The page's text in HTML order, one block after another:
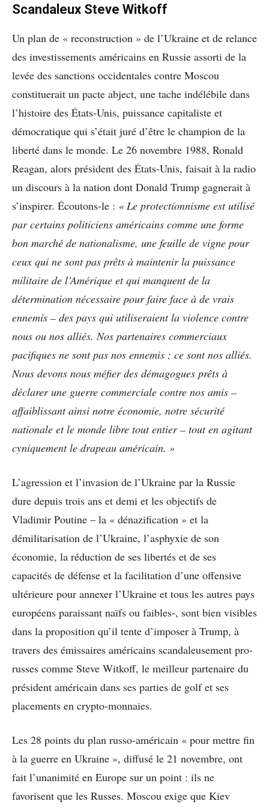
Scandaleux Steve Witkoff
Un plan de « reconstruction » de l’Ukraine et de relance
des investissements américains en Russie assorti de la
levée des sanctions occidentales contre Moscou
constituerait un pacte abject, une tache indélébile dans
l’histoire des États-Unis, puissance capitaliste et
démocratique qui s’était juré d’être le champion de la
liberté dans le monde. Le 26 novembre 1988, Ronald
Reagan, alors président des États-Unis, faisait à la radio
un discours à la nation dont Donald Trump gagnerait à
s’inspirer. Écoutons-le : « Le protectionnisme est utilisé
par certains politiciens américains comme une forme
bon marché de nationalisme, une feuille de vigne pour
ceux qui ne sont pas prêts à maintenir la puissance
militaire de l’Amérique et qui manquent de la
détermination nécessaire pour faire face à de vrais
ennemis – des pays qui utiliseraient la violence contre
nous ou nos alliés. Nos partenaires commerciaux
pacifiques ne sont pas nos ennemis ; ce sont nos alliés.
Nous devons nous méfier des démagogues prêts à
déclarer une guerre commerciale contre nos amis –
affaiblissant ainsi notre économie, notre sécurité
nationale et le monde libre tout entier – tout en agitant
cyniquement le drapeau américain. »
L’agression et l’invasion de l’Ukraine par la Russie
dure depuis trois ans et demi et les objectifs de
Vladimir Poutine – la « dénazification » et la
démilitarisation de l’Ukraine, l’asphyxie de son
économie, la réduction de ses libertés et de ses
capacités de défense et la facilitation d’une offensive
ultérieure pour annexer l’Ukraine et tous les autres pays
européens paraissant naïfs ou faibles-, sont bien visibles
dans la proposition qu’il tente d’imposer à Trump, à
travers des émissaires américains scandaleusement pro-
russes comme Steve Witkoff, le meilleur partenaire du
président américain dans ses parties de golf et ses
placements en crypto-monnaies.
Les 28 points du plan russo-américain « pour mettre fin
à la guerre en Ukraine », diffusé le 21 novembre, ont
fait l’unanimité en Europe sur un point : ils ne
favorisent que les Russes. Moscou exige que Kiev